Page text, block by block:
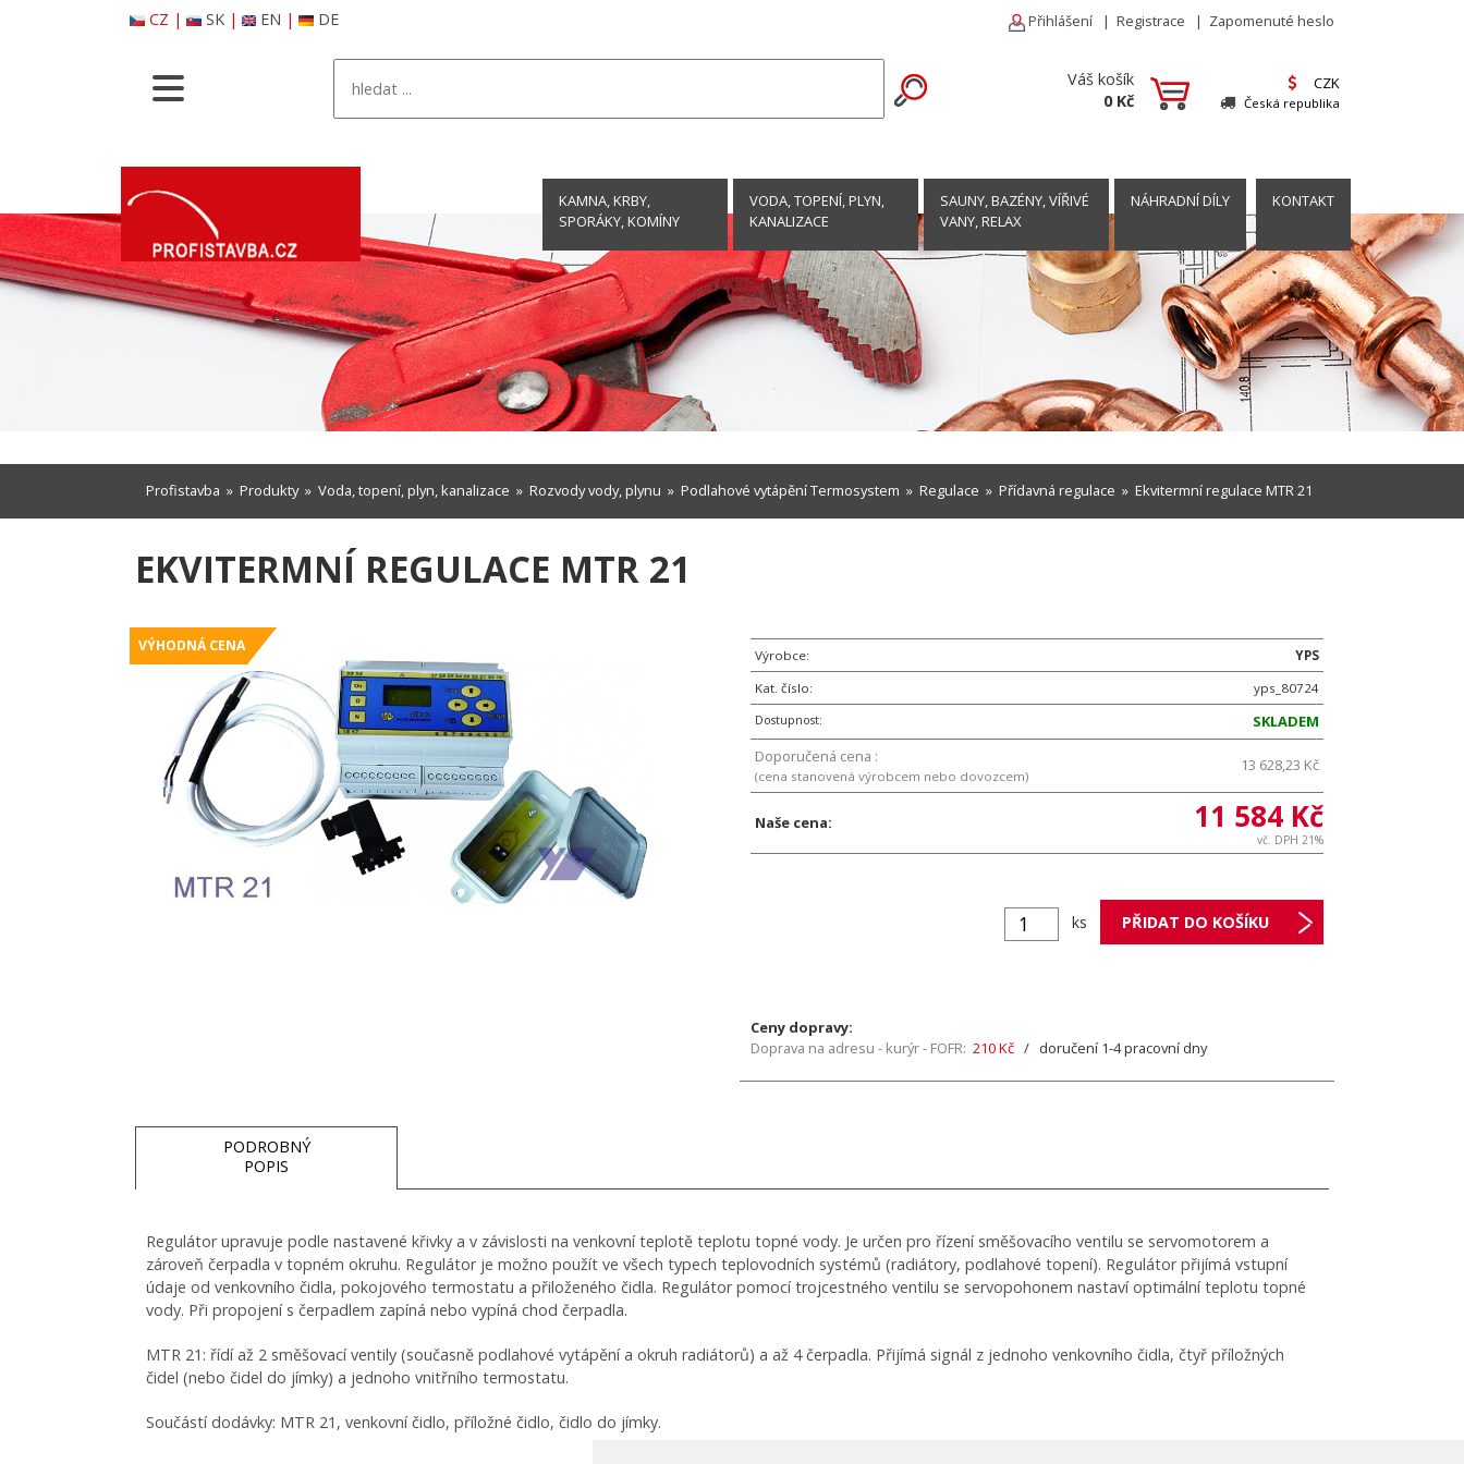
CZ | SK| EN | DE Přihlášení | Registrace | Zapomenuté heslo
Váš košík
0 Kč
CZK
Česká republika
KAMNA, KRBY,
SPORÁKY, KOMÍNY
VODA, TOPENÍ, PLYN,
KANALIZACE
SAUNY, BAZÉNY, VÍŘIVÉ
VANY, RELAX
NÁHRADNÍ DÍLY KONTAKT
Profistavba » Produkty» Voda, topení, plyn, kanalizace » Rozvody vody, plynu » Podlahové vytápění Termosystem » Regulace » Přídavná regulace » Ekvitermní regulace MTR 21
EKVITERMNÍ REGULACE MTR 21
VÝHODNÁ CENA
Výrobce:
YPS
Kat. číslo:
yps_80724
Dostupnost:
SKLADEM
Doporučená cena :
(cena stanovená výrobcem nebo dovozcem)
13 628,23 Kč
Naše cena: 11 584 Kč
vč. DPH 21%
ks
Ceny dopravy:
Doprava na adresu - kurýr - FOFR: 210 Kč / doručení 1-4 pracovní dny
PODROBNÝ
POPIS
Regulátor upravuje podle nastavené křivky a v závislosti na venkovní teplotě teplotu topné vody. Je určen pro řízení směšovacího ventilu se servomotorem a
zároveň čerpadla v topném okruhu. Regulátor je možno použít ve všech typech teplovodních systémů (radiátory, podlahové topení). Regulátor přijímá vstupní
údaje od venkovního čidla, pokojového termostatu a přiloženého čidla. Regulátor pomocí trojcestného ventilu se servopohonem nastaví optimální teplotu topné
vody. Při propojení s čerpadlem zapíná nebo vypíná chod čerpadla.
MTR 21: řídí až 2 směšovací ventily (současně podlahové vytápění a okruh radiátorů) a až 4 čerpadla. Přijímá signál z jednoho venkovního čidla, čtyř příložných
čidel (nebo čidel do jímky) a jednoho vnitřního termostatu.
Součástí dodávky: MTR 21, venkovní čidlo, příložné čidlo, čidlo do jímky.